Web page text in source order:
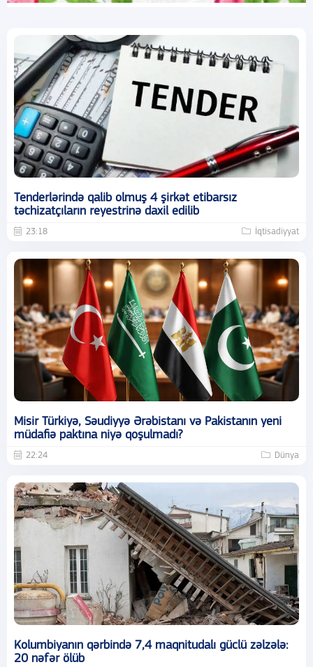
Tenderlərində qalib olmuş 4 şirkət etibarsız
təchizatçıların reyestrinə daxil edilib
23:18 İqtisadiyyat
Misir Türkiyə, Səudiyyə Ərəbistanı və Pakistanın yeni
müdafiə paktına niyə qoşulmadı?
22:24 Dünya
Kolumbiyanın qərbində 7,4 maqnitudalı güclü zəlzələ:
20 nəfər ölüb